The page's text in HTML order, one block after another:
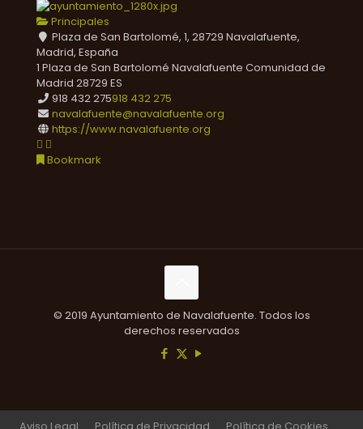
Principales
Plaza de San Bartolomé, 1, 28729 Navalafuente,
Madrid, España
1 Plaza de San Bartolomé Navalafuente Comunidad de
Madrid 28729 ES
918 432 275918 432 275
navalafuente@navalafuente.org
https://www.navalafuente.org
Bookmark
© 2019 Ayuntamiento de Navalafuente. Todos los
derechos reservados